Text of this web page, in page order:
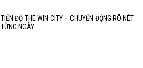
TIẾN ĐỘ THE WIN CITY – CHUYỂN ĐỘNG RÕ NÉT
TỪNG NGÀY